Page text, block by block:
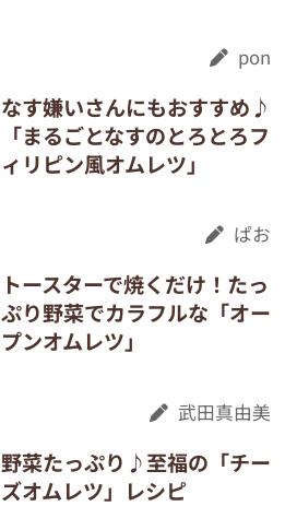
pon
なす嫌いさんにもおすすめ♪
「まるごとなすのとろとろフ
ィリピン風オムレツ」
ぱお
トースターで焼くだけ！たっ
ぷり野菜でカラフルな「オー
プンオムレツ」
武田真由美
野菜たっぷり♪至福の「チー
ズオムレツ」レシピ